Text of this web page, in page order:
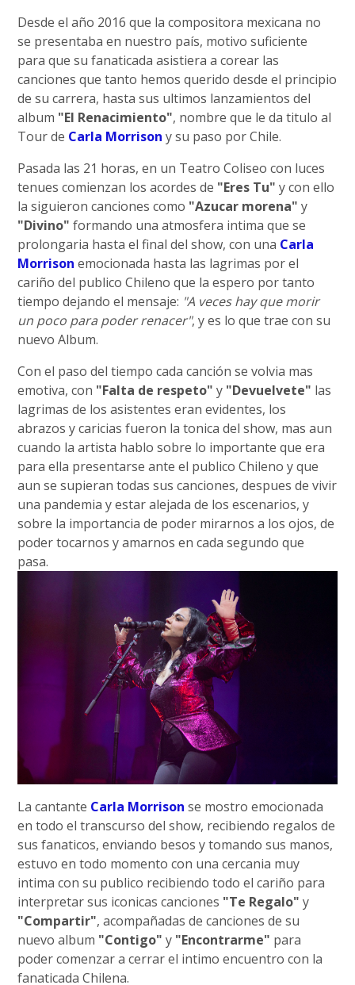
Desde el año 2016 que la compositora mexicana no
se presentaba en nuestro país, motivo suficiente
para que su fanaticada asistiera a corear las
canciones que tanto hemos querido desde el principio
de su carrera, hasta sus ultimos lanzamientos del
album "El Renacimiento", nombre que le da titulo al
Tour de Carla Morrison y su paso por Chile.
Pasada las 21 horas, en un Teatro Coliseo con luces
tenues comienzan los acordes de "Eres Tu" y con ello
la siguieron canciones como "Azucar morena" y
"Divino" formando una atmosfera intima que se
prolongaria hasta el final del show, con una Carla
Morrison emocionada hasta las lagrimas por el
cariño del publico Chileno que la espero por tanto
tiempo dejando el mensaje: "A veces hay que morir
un poco para poder renacer", y es lo que trae con su
nuevo Album.
Con el paso del tiempo cada canción se volvia mas
emotiva, con "Falta de respeto" y "Devuelvete" las
lagrimas de los asistentes eran evidentes, los
abrazos y caricias fueron la tonica del show, mas aun
cuando la artista hablo sobre lo importante que era
para ella presentarse ante el publico Chileno y que
aun se supieran todas sus canciones, despues de vivir
una pandemia y estar alejada de los escenarios, y
sobre la importancia de poder mirarnos a los ojos, de
poder tocarnos y amarnos en cada segundo que
pasa.
La cantante Carla Morrison se mostro emocionada
en todo el transcurso del show, recibiendo regalos de
sus fanaticos, enviando besos y tomando sus manos,
estuvo en todo momento con una cercania muy
intima con su publico recibiendo todo el cariño para
interpretar sus iconicas canciones "Te Regalo" y
"Compartir", acompañadas de canciones de su
nuevo album "Contigo" y "Encontrarme" para
poder comenzar a cerrar el intimo encuentro con la
fanaticada Chilena.